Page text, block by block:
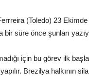
(Toledo) 23 Ekimde
bir süre önce şunları
için bu görev ilk
Brezilya halkının